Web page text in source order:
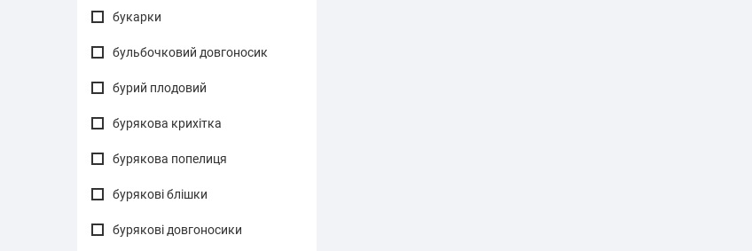
букарки
бульбочковий довгоносик
бурий плодовий
бурякова крихітка
бурякова попелиця
бурякові блішки
бурякові довгоносики